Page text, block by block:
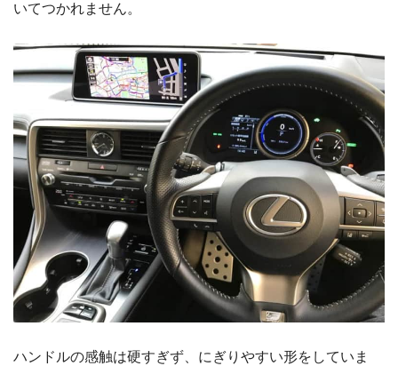
いてつかれません。
ハンドルの感触は硬すぎず、にぎりやすい形をしていま